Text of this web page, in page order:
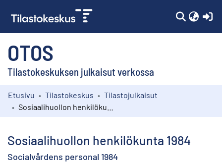
OTOS
Tilastokeskuksen julkaisut verkossa
Kokoelmat
Etusivu Tilastokeskus
Tilastojulkaisut
Sosiaalihuollon henkilökunta 1984
Socialvårdens personal 1984